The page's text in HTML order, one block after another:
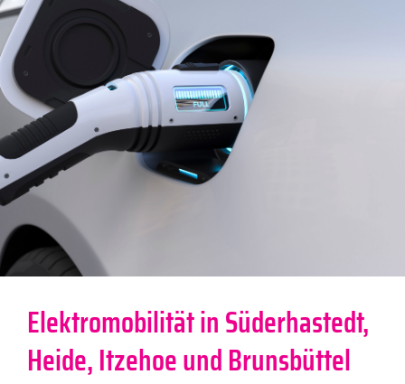
Elektromobilität in Süderhastedt,
Heide, Itzehoe und Brunsbüttel